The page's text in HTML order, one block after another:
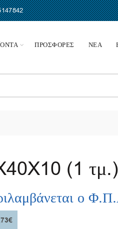
ΠΡΟΣΦΟΡΕΣ ΝΕΑ
(1 τμ.)
ο